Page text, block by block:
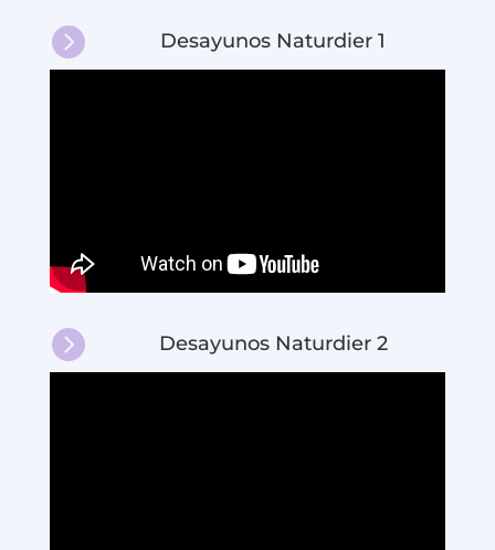
 Desayunos Naturdier 1
 Desayunos Naturdier 2